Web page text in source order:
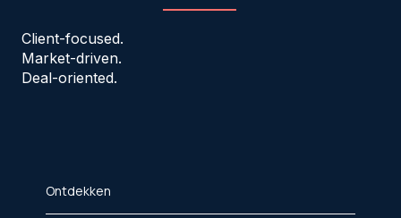
Client-focused.
Market-driven.
Deal-oriented.
Ontdekken